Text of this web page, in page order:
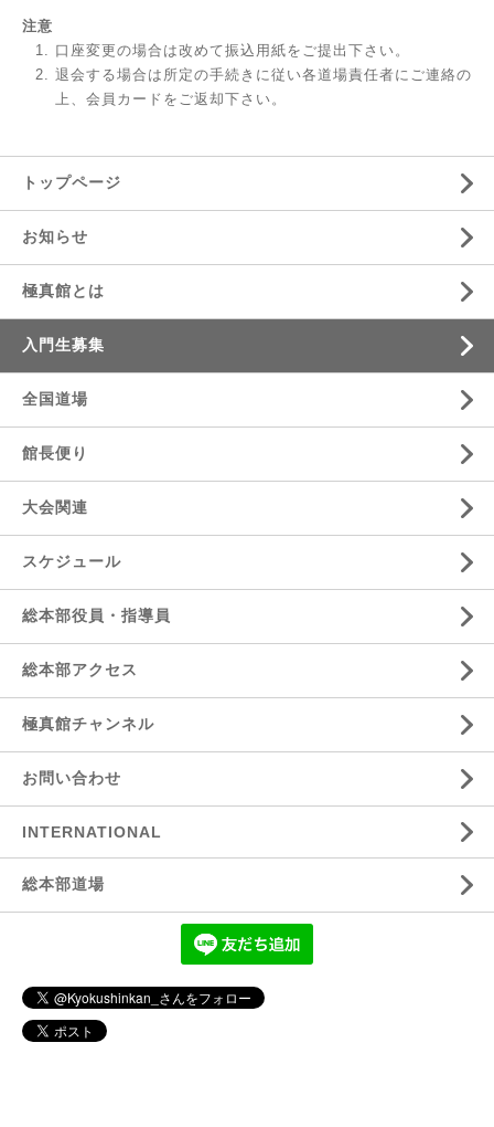
注意
口座変更の場合は改めて振込用紙をご提出下さい。
退会する場合は所定の手続きに従い各道場責任者にご連絡の
上、会員カードをご返却下さい。
トップページ
お知らせ
極真館とは
入門生募集
全国道場
館長便り
大会関連
スケジュール
総本部役員・指導員
総本部アクセス
極真館チャンネル
お問い合わせ
INTERNATIONAL
総本部道場